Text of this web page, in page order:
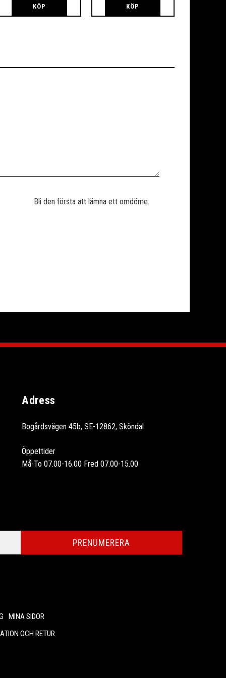
KÖP KÖP
Bli den första att lämna ett omdöme.
Adress
Bogårdsvägen 45b, SE-12862, Sköndal
Öppettider
Må-To 07.00-16.00 Fred 07.00-15.00
PRENUMERERA
MINA SIDOR
OCH RETUR